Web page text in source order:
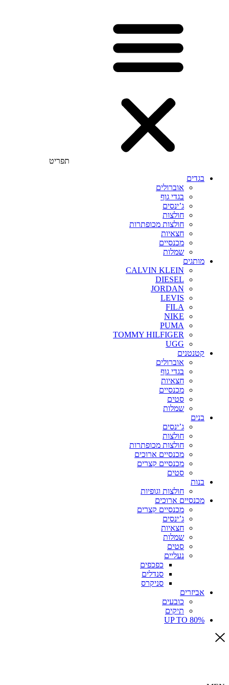
תפריט
בגדים
אוברולים
בגדי גוף
ג’ינסים
חולצות
חולצות מכופתרות
חצאיות
מכנסיים
שמלות
מותגים
CALVIN KLEIN
DIESEL
JORDAN
LEVIS
FILA
NIKE
PUMA
TOMMY HILFIGER
UGG
קטנטנים
אוברולים
בגדי גוף
חצאיות
מכנסיים
סטים
שמלות
בנים
ג’ינסים
חולצות
חולצות מכופתרות
מכנסיים ארוכים
מכנסיים קצרים
סטים
בנות
חולצות וגופיות
מכנסיים ארוכים
מכנסיים קצרים
ג’ינסים
חצאיות
שמלות
סטים
נעליים
כפכפים
סנדלים
סניקרס
אביזרים
כובעים
תיקים
UP TO 80%